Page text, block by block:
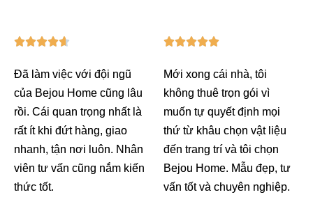

6
5
Đã làm việc với đội ngũ
của Bejou Home cũng lâu
rồi. Cái quan trọng nhất là
rất ít khi đứt hàng, giao
nhanh, tận nơi luôn. Nhân
viên tư vấn cũng nắm kiến
thức tốt.
5
5
Mới xong cái nhà, tôi
không thuê trọn gói vì
muốn tự quyết định mọi
thứ từ khâu chọn vật liệu
đến trang trí và tôi chọn
Bejou Home. Mẫu đẹp, tư
vấn tốt và chuyên nghiệp.